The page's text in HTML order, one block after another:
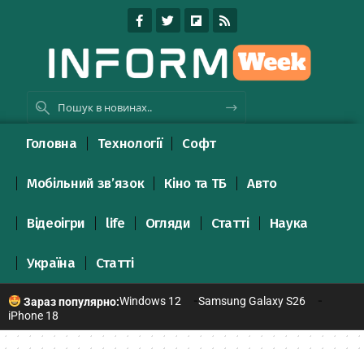
Головна Технології Софт
Мобільний зв’язок Кіно та ТБ Авто
Відеоігри life Огляди Статті Наука
Україна Статті
Зараз популярно:Windows 12
Samsung Galaxy S26
iPhone 18